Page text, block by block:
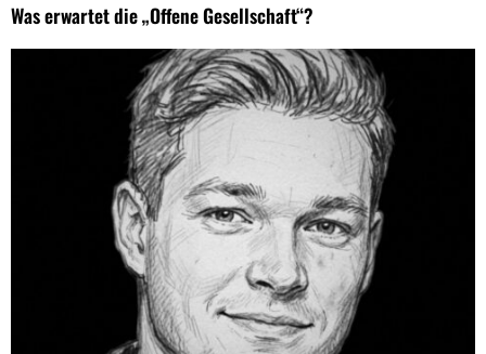
Was erwartet die „Offene Gesellschaft“?